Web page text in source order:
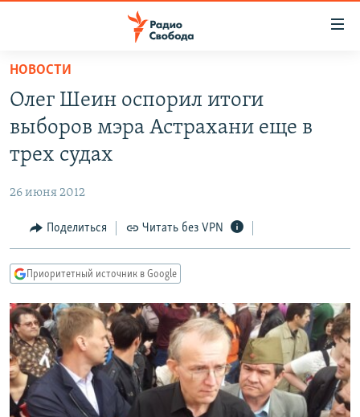
упрощенного
доступа
Вернуться
основному
Вернутся
Вернутся
поиску
ПОДКАСТЫ
АВТОРСКИЕ ПРОЕКТЫ
МНЕНИЯ
КУЛЬТУРА
КАВКАЗ.РЕАЛИИ
СЕВЕР.РЕАЛИИ
СИБИРЬ.РЕАЛИИ
РАСПИСАНИЕ ВЕЩАНИЯ
ПОДПИШИТЕСЬ НА РАССЫЛКУ
НОВОСТИ
Олег Шеин оспорил итоги
выборов мэра Астрахани еще в
трех судах
26 июня 2012
Поделиться Читать без VPN
Приоритетный источник в Google